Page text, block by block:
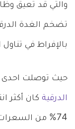
والتي قد تعيق
تضخم الغدة
بالإفراط في تناول
حيث توصلت احدى
الدرقية كان أكثر
74% من